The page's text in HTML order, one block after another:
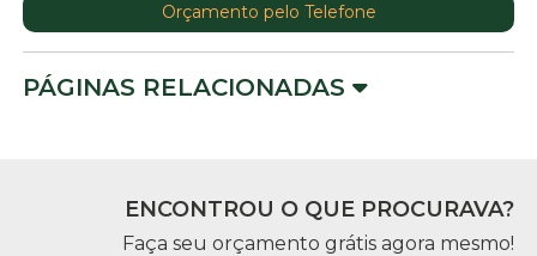
Orçamento pelo Telefone
PÁGINAS RELACIONADAS
ENCONTROU O QUE PROCURAVA?
Faça seu orçamento grátis agora mesmo!